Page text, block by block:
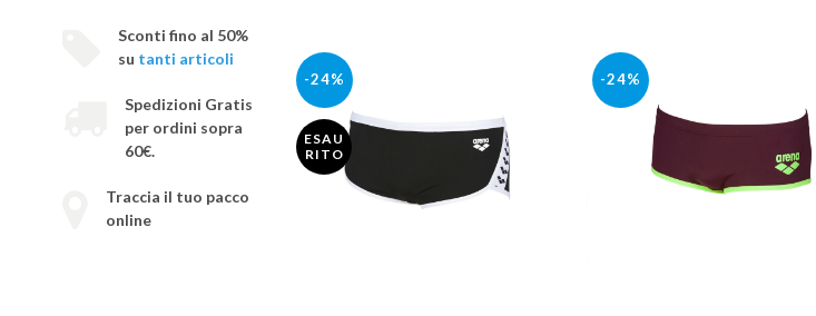
-24%
ESAU
RITO
-24%
Sconti fino al 50%
su tanti articoli
Spedizioni Gratis
per ordini sopra
60€.
Traccia il tuo pacco
online